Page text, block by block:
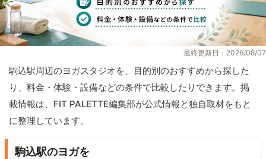
最終更新日：2026/08/07
駒込駅周辺のヨガスタジオを、目的別のおすすめから探した
り、料金・体験・設備などの条件で比較したりできます。掲
載情報は、FIT PALETTE編集部が公式情報と独自取材をもと
に整理しています。
駒込駅のヨガを